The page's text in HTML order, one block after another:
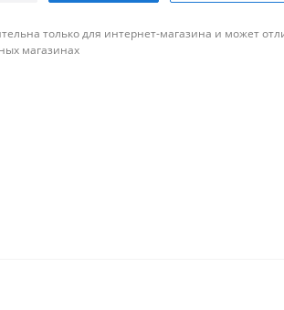
только для интернет-магазина и может
магазинах